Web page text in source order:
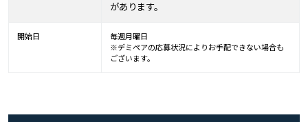
があります。
開始日
毎週月曜日
※デミペアの応募状況によりお手配できない場合も
ございます。